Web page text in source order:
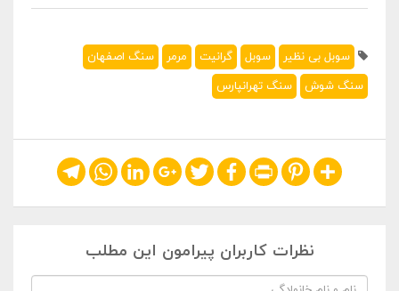
سوبل بی نظیر سوبل گرانیت مرمر
سنگ اصفهان
سنگ شوش
سنگ تهرانپارس
Share
Pinterest
Print
Facebook
Twitter
Google+
LinkedIn
WhatsApp
Telegram
نظرات کاربران پیرامون این مطلب